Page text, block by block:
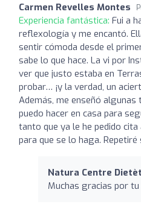
Carmen Revelles Montes
Experiencia fantástica: Fui a
reflexología y me encantó.
sentir cómoda desde el
sabe lo que hace. La vi por
ver que justo estaba en
probar… ¡y la verdad, un
Además, me enseñó algunas
puedo hacer en casa para
tanto que ya le he pedido
para que se lo haga. Repetiré
Natura Centre
Muchas gracias por